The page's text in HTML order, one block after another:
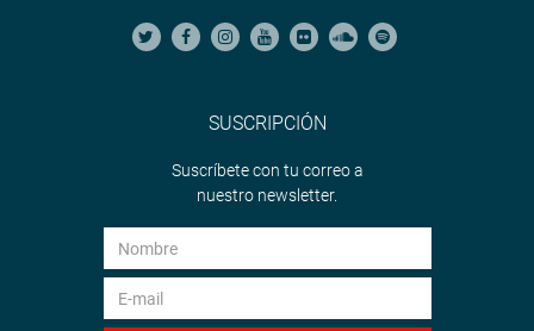
SUSCRIPCIÓN
Suscríbete con tu correo a
nuestro newsletter.